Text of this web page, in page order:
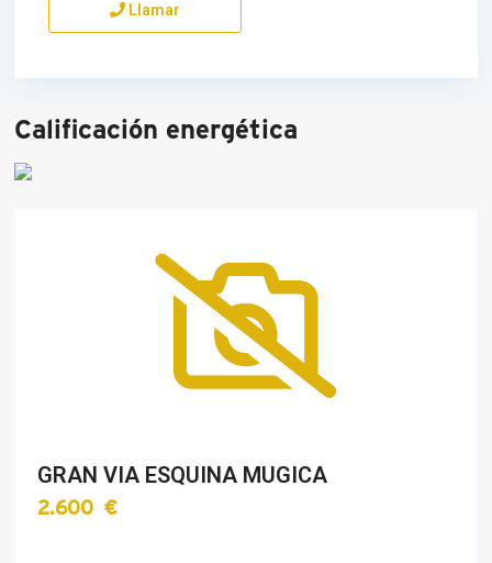
Llamar
Calificación energética
GRAN VIA ESQUINA MUGICA
2.600 €